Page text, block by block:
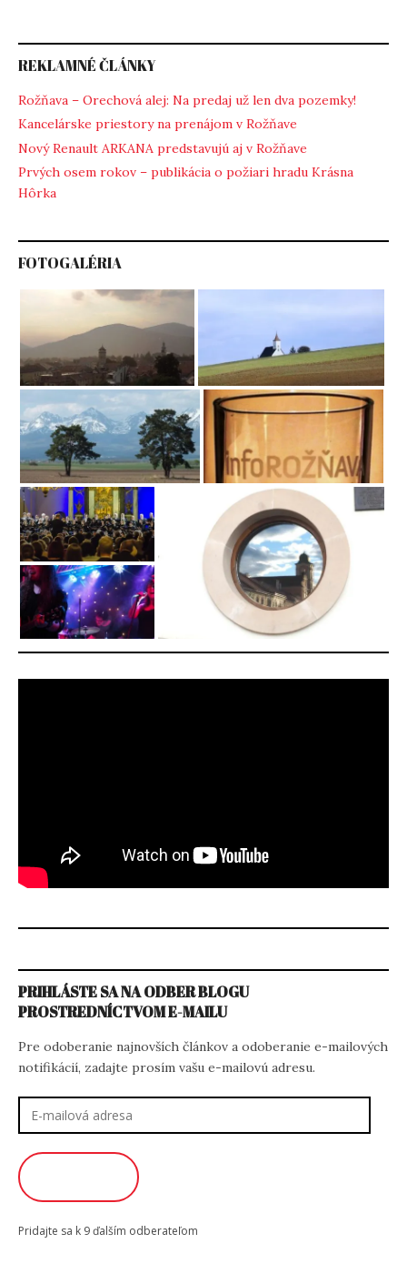
REKLAMNÉ ČLÁNKY
Rožňava – Orechová alej: Na predaj už len dva pozemky!
Kancelárske priestory na prenájom v Rožňave
Nový Renault ARKANA predstavujú aj v Rožňave
Prvých osem rokov – publikácia o požiari hradu Krásna
Hôrka
FOTOGALÉRIA
PRIHLÁSTE SA NA ODBER BLOGU
PROSTREDNÍCTVOM E-MAILU
Pre odoberanie najnovších článkov a odoberanie e-mailových
notifikácií, zadajte prosím vašu e-mailovú adresu.
adresa
Pridajte sa k 9 ďalším odberateľom